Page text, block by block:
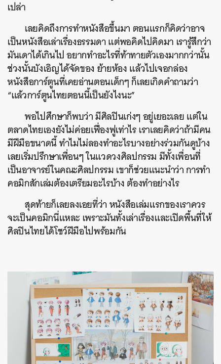
เปล่า
เลยคิดถึงการทำหนังสือขึ้นมา ตอนแรกก็คิดว่าอาจ
เป็นหนังสือเล่าเรื่องธรรมดา แต่พอคิดไปคิดมา เรารู้สึกว่า
มันเดาได้เกินไป อยากทำอะไรที่ท้าทายตัวเองมากกว่านั้น
ช่วงนั้นบังเอิญได้จัดของ ย้ายห้อง แล้วไปเจอกล่อง
หนังสือการ์ตูนที่เคยอ่านตอนเด็กๆ ก็เลยเกิดคำถามว่า
“แล้วการ์ตูนไทยตอนนี้เป็นยังไงนะ”
พอไปศึกษาก็พบว่า มีศิลปินเก่งๆ อยู่เยอะเลย แต่ใน
ตลาดไทยเองยังไม่ค่อยเฟื่องฟูเท่าไร เราเลยคิดว่าถ้ามีคน
มีฝีมือขนาดนี้ ทำไมไม่ลองทำอะไรบางอย่างร่วมกันดูบ้าง
เลยเริ่มปรึกษาเพื่อนๆ ในแวดวงศิลปกรรม มีทั้งเพื่อนที่
เป็นอาจารย์ในคณะศิลปกรรม เขาก็ช่วยแนะนำว่า การทำ
คอมิกสักเล่มต้องเตรียมอะไรบ้าง ต้องทำอย่างไร
สุดท้ายก็เลยลงเอยที่ว่า หนังสือเล่มแรกของเราควร
จะเป็นคอมิกนี่แหละ เพราะมันทั้งเล่าเรื่องและเปิดพื้นที่ให้
ศิลปินไทยได้โชว์ฝีมือไปพร้อมกัน